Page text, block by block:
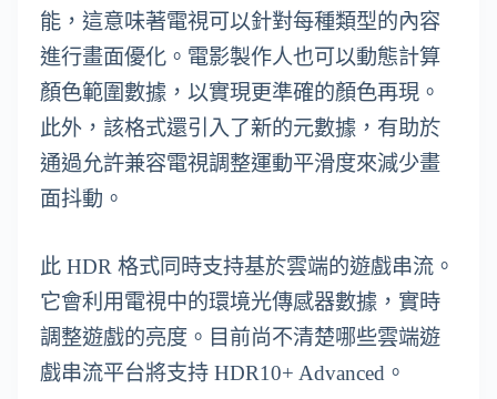
能，這意味著電視可以針對每種類型的內容
進行畫面優化。電影製作人也可以動態計算
顏色範圍數據，以實現更準確的顏色再現。
此外，該格式還引入了新的元數據，有助於
通過允許兼容電視調整運動平滑度來減少畫
面抖動。
此 HDR 格式同時支持基於雲端的遊戲串流。
它會利用電視中的環境光傳感器數據，實時
調整遊戲的亮度。目前尚不清楚哪些雲端遊
戲串流平台將支持 HDR10+ Advanced。